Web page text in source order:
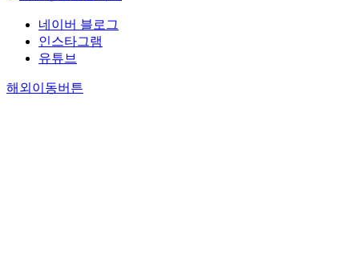
네이버 블로그
인스타그램
유튜브
해외이동버튼